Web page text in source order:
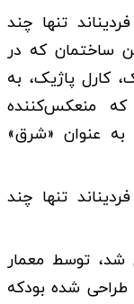
تنها چند
ساختمان که در
کارل پاژیک، به
منعکس‌کننده
به عنوان «شرق»
تنها چند
در سال ۱۸۹۶ تکمیل شد، توسط معمار
شده بودکه